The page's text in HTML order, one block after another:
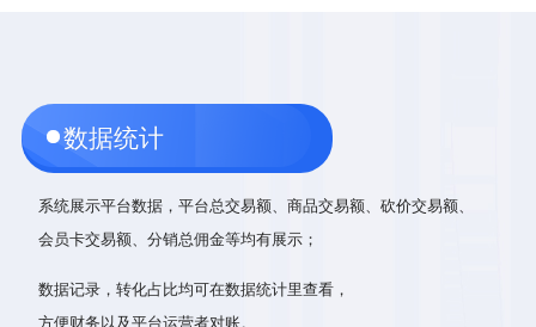
数据统计
系统展示平台数据，平台总交易额、商品交易额、砍价交易额、
会员卡交易额、分销总佣金等均有展示；
数据记录，转化占比均可在数据统计里查看，